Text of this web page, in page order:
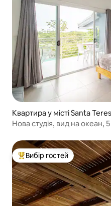
Квартира у місті Santa
Нова студія, вид на океан,
Топ вибір гостей
Вибір гостей